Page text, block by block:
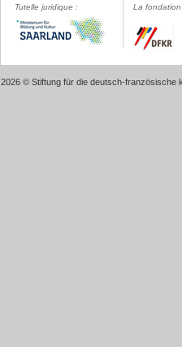
Tutelle juridique : La
2026 © Stiftung für die deutsch-französische